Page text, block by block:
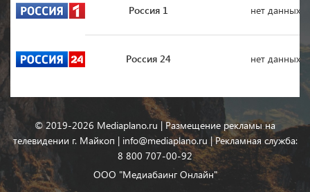
Россия 1 нет данных
Россия 24 нет данных
© 2019-2026 Mediaplano.ru | Размещение рекламы на
телевидении г. Майкоп | info@mediaplano.ru | Рекламная служба:
8 800 707-00-92
ООО "Медиабаинг Онлайн"